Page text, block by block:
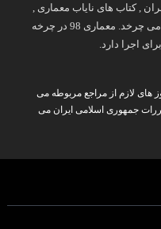
, کتاب های نایاب معماری ,
بهترین کتاب های معماری و عمران ) و .... می چرخد. معماری 98 در چرخه
اجرا دارد.
های لازم از مراجع مربوطه می
جمهوری اسلامی ایران می